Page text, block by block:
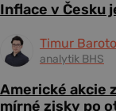
Inflace v Česku
Timur
analytik BHS
Americké akcie
mírné zisky po